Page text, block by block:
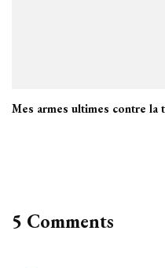
Mes armes ultimes contre
5 Comments